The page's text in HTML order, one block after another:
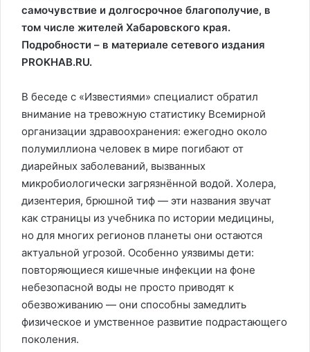
самочувствие и долгосрочное благополучие, в
том числе жителей Хабаровского края.
Подробности – в материале сетевого издания
PROKHAB.RU.
В беседе с «Известиями» специалист обратил
внимание на тревожную статистику Всемирной
организации здравоохранения: ежегодно около
полумиллиона человек в мире погибают от
диарейных заболеваний, вызванных
микробиологически загрязнённой водой. Холера,
дизентерия, брюшной тиф — эти названия звучат
как страницы из учебника по истории медицины,
но для многих регионов планеты они остаются
актуальной угрозой. Особенно уязвимы дети:
повторяющиеся кишечные инфекции на фоне
небезопасной воды не просто приводят к
обезвоживанию — они способны замедлить
физическое и умственное развитие подрастающего
поколения.